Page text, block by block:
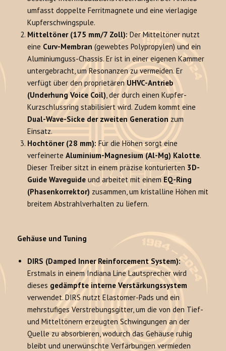
umfasst doppelte Ferritmagnete und eine vierlagige
Kupferschwingspule.
Mitteltöner (175 mm/7 Zoll):Der Mitteltöner nutzt
eine Curv-Membran (gewebtes Polypropylen) und ein
Aluminiumguss-Chassis. Er ist in einer eigenen Kammer
untergebracht, um Resonanzen zu vermeiden. Er
verfügt über den proprietärenUHVC-Antrieb
(Underhung Voice Coil), der durch einen Kupfer-
Kurzschlussring stabilisiert wird. Zudem kommt eine
Dual-Wave-Sicke der zweiten Generation zum
Einsatz.
Hochtöner (28 mm): Für die Höhen sorgt eine
verfeinerteAluminium-Magnesium (Al-Mg) Kalotte.
Dieser Treiber sitzt in einem präzise konturierten 3D-
Guide Waveguide und arbeitet mit einem EQ-Ring
(Phasenkorrektor) zusammen, um kristalline Höhen mit
breitem Abstrahlverhalten zu liefern.
Gehäuse und Tuning
DIRS (Damped Inner Reinforcement System):
Erstmals in einem Indiana Line Lautsprecher wird
dieses gedämpfte interne Verstärkungssystem
verwendet. DIRS nutzt Elastomer-Pads und ein
mehrstufiges Verstrebungsgitter, um die von den Tief-
und Mitteltönern erzeugten Schwingungen an der
Quelle zu absorbieren, wodurch das Gehäuse ruhig
bleibt und unerwünschte Verfärbungen vermieden